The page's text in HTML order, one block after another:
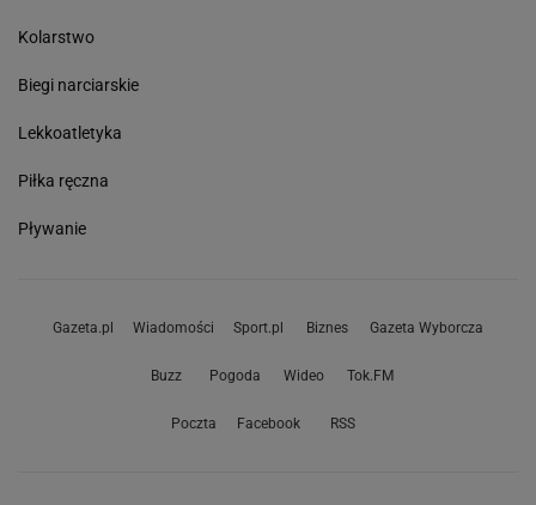
Kolarstwo
Biegi narciarskie
Lekkoatletyka
Piłka ręczna
Pływanie
Gazeta.pl Wiadomości Sport.pl Biznes Gazeta Wyborcza
Buzz Pogoda Wideo Tok.FM
Poczta Facebook RSS